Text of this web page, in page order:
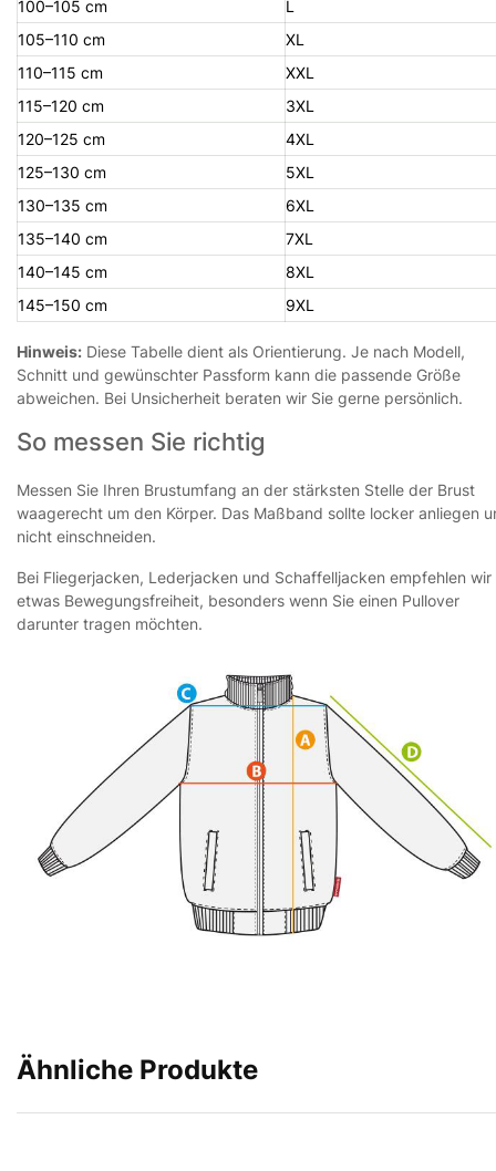
100–105 cm
L
105–110 cm
XL
110–115 cm
XXL
115–120 cm
3XL
120–125 cm
4XL
125–130 cm
5XL
130–135 cm
6XL
135–140 cm
7XL
140–145 cm
8XL
145–150 cm
9XL
Hinweis: Diese Tabelle dient als Orientierung. Je nach Modell,
Schnitt und gewünschter Passform kann die passende Größe
abweichen. Bei Unsicherheit beraten wir Sie gerne persönlich.
So messen Sie richtig
Messen Sie Ihren Brustumfang an der stärksten Stelle der Brust
waagerecht um den Körper. Das Maßband sollte locker anliegen
nicht einschneiden.
Bei Fliegerjacken, Lederjacken und Schaffelljacken empfehlen wir
etwas Bewegungsfreiheit, besonders wenn Sie einen Pullover
darunter tragen möchten.
Ähnliche Produkte